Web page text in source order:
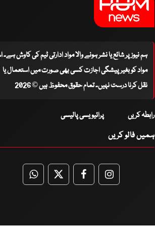
ہم نیوز پر شائع یا نشر ہونے والا مواد ادارتی ٹیم کی کاوش
مواد کو بغیر پیشگی اجازت کسی بھی صورت میں استعمال یا
نقل کرنا درست نہیں۔ تمام حقوق محفوظ ہیں © 2026
رابطہ کریں پرائیویسی پالیسی
ہمیں فالو کریں
WhatsApp
TwitterFacebookFacebook